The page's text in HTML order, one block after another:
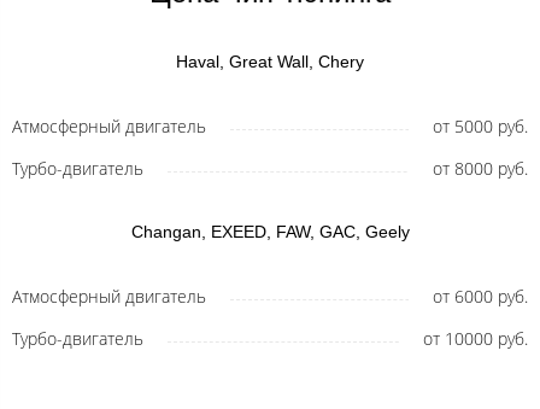
Haval, Great Wall, Chery
Атмосферный двигатель
от 5000 руб.
Турбо-двигатель
от 8000 руб.
Changan, EXEED, FAW, GAC, Geely
Атмосферный двигатель
от 6000 руб.
Турбо-двигатель
от 10000 руб.